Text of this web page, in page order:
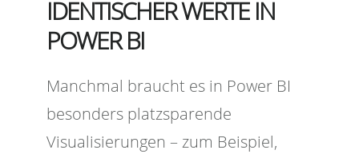
IDENTISCHER WERTE IN
POWER BI
Manchmal braucht es in Power BI
besonders platzsparende
Visualisierungen – zum Beispiel,